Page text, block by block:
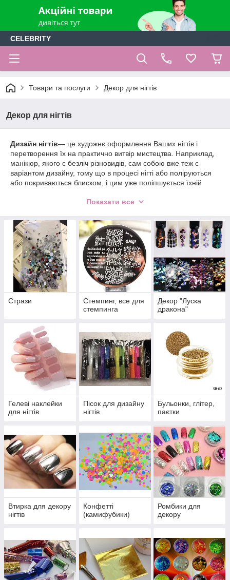
CELEBRITY
Товари та послуги Декор для нігтів
Декор для нігтів
Дизайн нігтів— це художнє оформлення Ваших нігтів і
перетворення їх на практично витвір мистецтва. Наприклад,
манікюр, якого є безліч різновидів, сам собою вже теж є
варіантом дизайну, тому що в процесі нігті або поліруються
або покриваються блиском, і цим уже поліпшується їхній
тут можна перетворити ніготь на вітальню листівку. Лаки з
кілька днів. Фото дизайн, слайдер дизайн — допоможуть
перенести на Ваш ніготь будь-яку світлину або навіть цілий
пейзаж. Пірсинг для екстравагантних дівчат, які люблять бути
в центрі уваги. Під час нарощування, можливості дизайну
неабияк розширюються, тому що тут можливо розташувати
прикраси всередині нігтя, завдяки багатошаровості процесу
нарощування. І звісно ж стрази Сваровскі — без них не
обійдеться жоден дизайн нігтів! Вибирайте милі дами!
Показати все
Стрази
Стемпинг, все для
стемпинга
Декор "Луска
дракона"
Гелеві наклейки
для нігтів
Пісок для дизайну
нігтів
Бульонки, глітер,
паєтки
Втирка для декору
нігтів
Конфетті
(камифубики)
Ромбики для
декору